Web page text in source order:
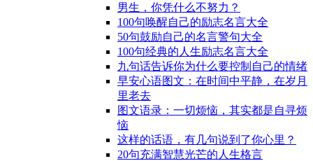
男生，你凭什么不努力？
100句唤醒自己的励志名言大全
50句鼓励自己的名言警句大全
100句经典的人生励志名言大全
九句话告诉你为什么要控制自己的情绪
早安心语图文：在时间中平静，在岁月
里老去
图文语录：一切烦恼，其实都是自寻烦
恼
这样的话语，有几句说到了你心里？
20句充满智慧光芒的人生格言